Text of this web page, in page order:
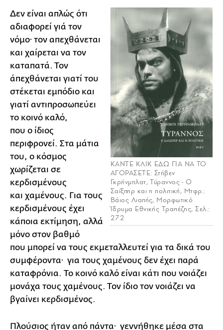
KANTE ΚΛΙΚ ΕΔΩ ΓΙΑ ΝΑ ΤΟ
ΑΓΟΡΑΣΕΤΕ: Στήβεν
Γκρήνμπλατ, Τύραννος - Ο
Σαίξπηρ και η πολιτική, Μτφρ.:
Βάιος Λιαπής, Μορφωτικό
Ίδρυμα Εθνικής Τραπέζης, Σελ.:
272
Δεν είναι απλώς ότι
αδιαφορεί γιά τον
νόμο· τον απεχθάνεται
και χαίρεται να τον
καταπατά. Τον
άπεχθάνεται γιατί του
στέκεται εμπόδιο και
γιατί αντιπροσωπεύει
το κοινό καλό,
που ο ίδιος
περιφρονεί. Στα μάτια
του, ο κόσμος
χωρίζεται σε
κερδισμένους
και χαμένους. Για τους
κερδισμένους έχει
κάποια εκτίμηση, αλλά
μόνο στον βαθμό
που μπορεί να τους εκμεταλλευτεί για τα δικά του
συμφέροντα· για τους χαμένους δεν έχει παρά
καταφρόνια. Το κοινό καλό είναι κάτι που νοιάζει
μονάχα τους χαμένους. Τον ίδιο τον νοιάζει να
βγαίνει κερδισμένος.
Πλούσιος ήταν από πάντα· γεννήθηκε μέσα στα